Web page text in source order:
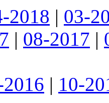
2018 | 03-
| 08-2017 |
2016 | 10-